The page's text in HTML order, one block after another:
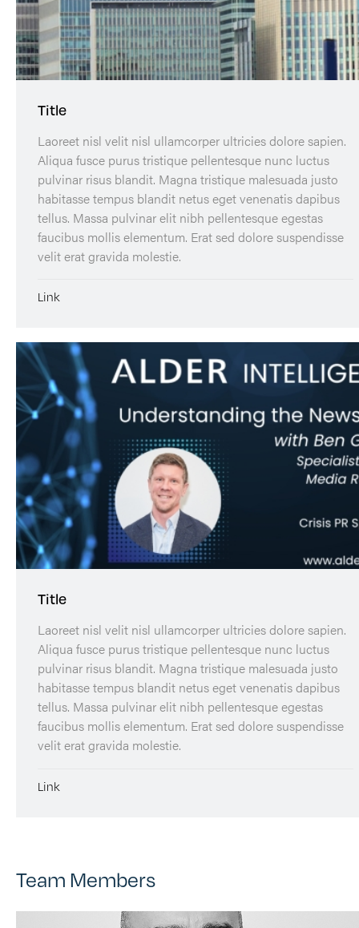
Title
Laoreet nisl velit nisl ullamcorper ultricies dolore sapien.
Aliqua fusce purus tristique pellentesque nunc luctus
pulvinar risus blandit. Magna tristique malesuada justo
habitasse tempus blandit netus eget venenatis dapibus
tellus. Massa pulvinar elit nibh pellentesque egestas
faucibus mollis elementum. Erat sed dolore suspendisse
velit erat gravida molestie.
Link
Title
Laoreet nisl velit nisl ullamcorper ultricies dolore sapien.
Aliqua fusce purus tristique pellentesque nunc luctus
pulvinar risus blandit. Magna tristique malesuada justo
habitasse tempus blandit netus eget venenatis dapibus
tellus. Massa pulvinar elit nibh pellentesque egestas
faucibus mollis elementum. Erat sed dolore suspendisse
velit erat gravida molestie.
Link
Team Members